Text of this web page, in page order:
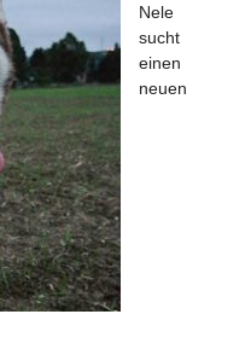
Nele
sucht
einen
neuen